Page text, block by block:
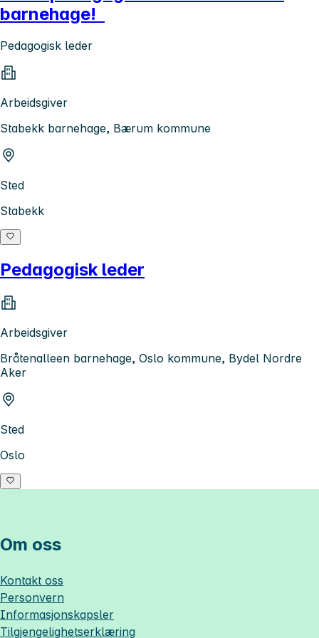
barnehage!
Pedagogisk leder
Arbeidsgiver
Stabekk barnehage, Bærum kommune
Sted
Stabekk
Pedagogisk leder
Arbeidsgiver
Bråtenalleen barnehage, Oslo kommune, Bydel Nordre
Aker
Sted
Oslo
Om oss
Kontakt oss
Personvern
Informasjonskapsler
Tilgjengelighetserklæring